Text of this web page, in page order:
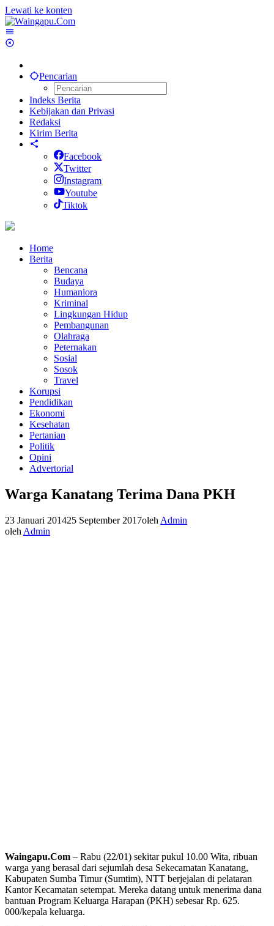
Lewati ke konten
Pencarian
Indeks Berita
Kebijakan dan Privasi
Redaksi
Kirim Berita
Facebook
Twitter
Instagram
Youtube
Tiktok
Home
Berita
Bencana
Budaya
Humaniora
Kriminal
Lingkungan Hidup
Pembangunan
Olahraga
Peternakan
Sosial
Sosok
Travel
Korupsi
Pendidikan
Ekonomi
Kesehatan
Pertanian
Politik
Opini
Advertorial
Warga Kanatang Terima Dana PKH
23 Januari 201425 September 2017oleh Admin
oleh Admin
Waingapu.Com – Rabu (22/01) sekitar pukul 10.00 Wita, ribuan
warga yang berasal dari sejumlah desa Sekecamatan Kanatang,
Kabupaten Sumba Timur (Sumtim), NTT berjejalan di pelataran
Kantor Kecamatan setempat. Mereka datang untuk menerima dana
bantuan Program Keluarga Harapan (PKH) sebesar Rp. 625.
000/kepala keluarga.